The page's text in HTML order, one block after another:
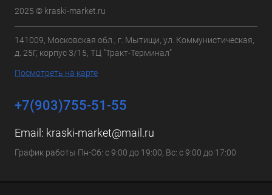
2025 © kraski-market.ru
141009, Московская обл., г. Мытищи, ул. Коммунистическая,
д. 25Г, корпус 3/15, ТЦ "Тракт-Терминал"
Посмотреть на карте
+7(903)755-51-55
Email: kraski-market@mail.ru
График работы Пн-Сб: с 9:00 до 19:00, Вс: с 9:00 до 17:00